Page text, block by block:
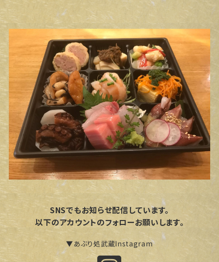
SNSでもお知らせ配信しています。
以下のアカウントのフォローお願いします。
▼あぶり処武蔵Instagram